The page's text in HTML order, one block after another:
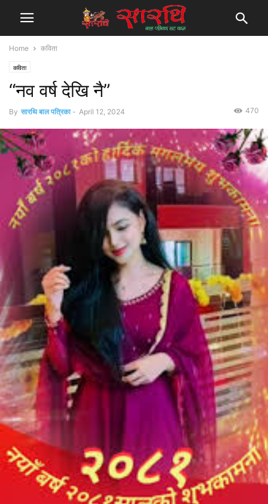
Home कविता
कविता
“नव वर्ष देखि नै”
By सारथि बाल पत्रिका - April 12, 2024 470